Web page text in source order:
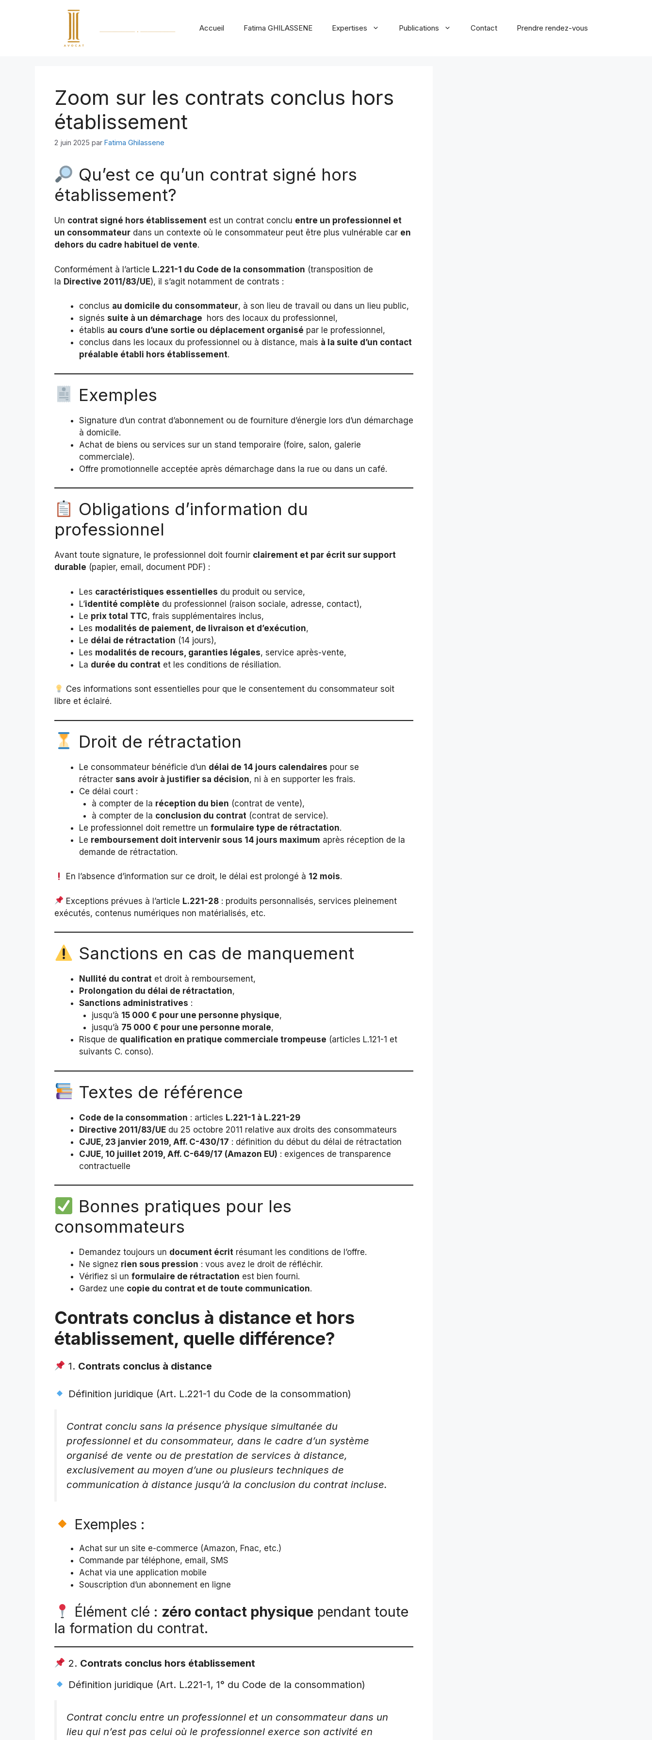
Accueil Fatima GHILASSENE Expertises Publications Contact Prendre rendez-vous
Zoom sur les contrats conclus hors
établissement
2 juin 2025 par Fatima Ghilassene
Qu’est ce qu’un contrat signé hors
établissement?
Un contrat signé hors établissement est un contrat conclu entre un professionnel et
un consommateur dans un contexte où le consommateur peut être plus vulnérable car en
dehors du cadre habituel de vente.
Conformément à l’article L.221-1 du Code de la consommation (transposition de
la Directive 2011/83/UE), il s’agit notamment de contrats :
conclus au domicile du consommateur, à son lieu de travail ou dans un lieu public,
signés suite à un démarchage hors des locaux du professionnel,
établis au cours d’une sortie ou déplacement organisé par le professionnel,
conclus dans les locaux du professionnel ou à distance, mais à la suite d’un contact
préalable établi hors établissement.
Exemples
Signature d’un contrat d’abonnement ou de fourniture d’énergie lors d’un démarchage
à domicile.
Achat de biens ou services sur un stand temporaire (foire, salon, galerie
commerciale).
Offre promotionnelle acceptée après démarchage dans la rue ou dans un café.
Obligations d’information du
professionnel
Avant toute signature, le professionnel doit fournir clairement et par écrit sur support
durable (papier, email, document PDF) :
Les caractéristiques essentielles du produit ou service,
L’identité complète du professionnel (raison sociale, adresse, contact),
Le prix total TTC, frais supplémentaires inclus,
Les modalités de paiement, de livraison et d’exécution,
Le délai de rétractation (14 jours),
Les modalités de recours, garanties légales, service après-vente,
La durée du contrat et les conditions de résiliation.
Ces informations sont essentielles pour que le consentement du consommateur soit
libre et éclairé.
Droit de rétractation
Le consommateur bénéficie d’un délai de 14 jours calendaires pour se
rétracter sans avoir à justifier sa décision, ni à en supporter les frais.
Ce délai court :
à compter de la réception du bien (contrat de vente),
à compter de la conclusion du contrat (contrat de service).
Le professionnel doit remettre un formulaire type de rétractation.
Le remboursement doit intervenir sous 14 jours maximum après réception de la
demande de rétractation.
En l’absence d’information sur ce droit, le délai est prolongé à 12 mois.
Exceptions prévues à l’article L.221-28 : produits personnalisés, services pleinement
exécutés, contenus numériques non matérialisés, etc.
Sanctions en cas de manquement
Nullité du contrat et droit à remboursement,
Prolongation du délai de rétractation,
Sanctions administratives :
jusqu’à 15 000 € pour une personne physique,
jusqu’à 75 000 € pour une personne morale,
Risque de qualification en pratique commerciale trompeuse (articles L.121-1 et
suivants C. conso).
Textes de référence
Code de la consommation : articles L.221-1 à L.221-29
Directive 2011/83/UE du 25 octobre 2011 relative aux droits des consommateurs
CJUE, 23 janvier 2019, Aff. C-430/17 : définition du début du délai de rétractation
CJUE, 10 juillet 2019, Aff. C-649/17 (Amazon EU) : exigences de transparence
contractuelle
Bonnes pratiques pour les
consommateurs
Demandez toujours un document écrit résumant les conditions de l’offre.
Ne signez rien sous pression : vous avez le droit de réfléchir.
Vérifiez si un formulaire de rétractation est bien fourni.
Gardez une copie du contrat et de toute communication.
Contrats conclus à distance et hors
établissement, quelle différence?
1. Contrats conclus à distance
Définition juridique (Art. L.221-1 du Code de la consommation)
Contrat conclu sans la présence physique simultanée du
professionnel et du consommateur, dans le cadre d’un système
organisé de vente ou de prestation de services à distance,
exclusivement au moyen d’une ou plusieurs techniques de
communication à distance jusqu’à la conclusion du contrat incluse.
Exemples :
Achat sur un site e-commerce (Amazon, Fnac, etc.)
Commande par téléphone, email, SMS
Achat via une application mobile
Souscription d’un abonnement en ligne
Élément clé : zéro contact physique pendant toute
la formation du contrat.
2. Contrats conclus hors établissement
Définition juridique (Art. L.221-1, 1° du Code de la consommation)
Contrat conclu entre un professionnel et un consommateur dans un
lieu qui n’est pas celui où le professionnel exerce son activité en